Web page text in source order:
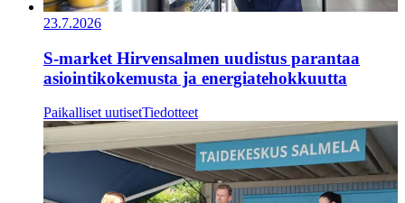
23.7.2026
S-market Hirvensalmen uudistus parantaa
asiointikokemusta ja energiatehokkuutta
Paikalliset uutisetTiedotteet